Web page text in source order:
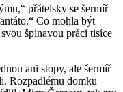
přátelsky se šermíř
Co mohla být
špinavou práci tisíce
ani stopy, ale šermíř
Rozpadlému domku